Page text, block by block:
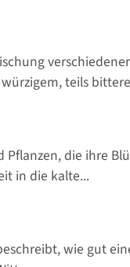
teils
Pflanzen, die ihre
in die kalte...
wie gut